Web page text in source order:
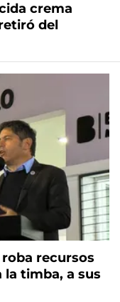
crema
del
recursos
la timba, a sus